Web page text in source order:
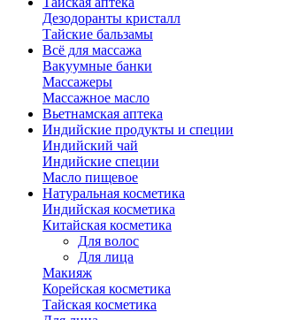
Дезодоранты кристалл
Тайские бальзамы
Всё для массажа
Вакуумные банки
Массажеры
Массажное масло
Вьетнамская аптека
Индийские продукты и специи
Индийский чай
Индийские специи
Масло пищевое
Натуральная косметика
Индийская косметика
Китайская косметика
Для волос
Для лица
Макияж
Корейская косметика
Тайская косметика